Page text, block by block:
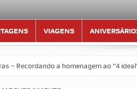
VIAGENS
a homenagem ao “4 ideal”